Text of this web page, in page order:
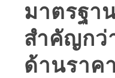
มาตรฐา
สำคัญกว่
ด้านราคา